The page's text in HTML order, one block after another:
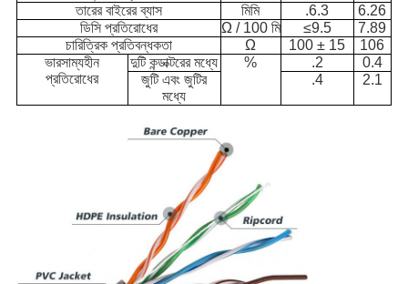
তারের বাইরের ব্যাস
মিমি .6.3
6.26
ডিসি প্রতিরোধের
Ω / 100 মি ≤9.5
7.89
চারিত্রিক প্রতিবন্ধকতা
Ω 100 ± 15
106
ভারসাম্যহীন
প্রতিরোধের
দুটি কন্ডাক্টরের মধ্যে % .2
0.4
জুটি এবং জুটির
মধ্যে
.4 2.1